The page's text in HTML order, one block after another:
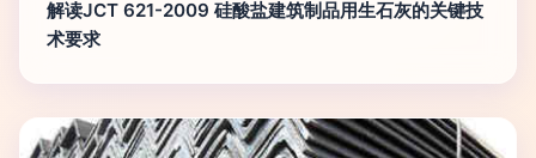
解读JCT 621-2009 硅酸盐建筑制品用生石灰的关键技
术要求